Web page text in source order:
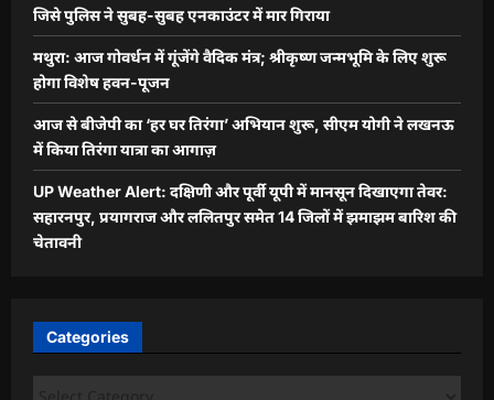
जिसे पुलिस ने सुबह-सुबह एनकाउंटर में मार गिराया
मथुरा: आज गोवर्धन में गूंजेंगे वैदिक मंत्र; श्रीकृष्ण जन्मभूमि के लिए शुरू
होगा विशेष हवन-पूजन
आज से बीजेपी का ‘हर घर तिरंगा’ अभियान शुरू, सीएम योगी ने लखनऊ
में किया तिरंगा यात्रा का आगाज़
UP Weather Alert: दक्षिणी और पूर्वी यूपी में मानसून दिखाएगा तेवर:
सहारनपुर, प्रयागराज और ललितपुर समेत 14 जिलों में झमाझम बारिश की
चेतावनी
Categories